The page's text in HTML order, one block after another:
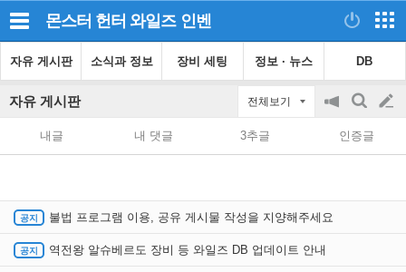
몬스터 헌터 와일즈 인벤
자유 게시판 소식과 정보 장비 세팅 정보 · 뉴스 DB
자유 게시판 전체보기
공
on/off
검
색
글
쓰
내글 내 댓글 3추글 인증글
불법 프로그램 이용, 공유 게시물 작성을 지양해주세요
역전왕 알슈베르도 장비 등 와일즈 DB 업데이트 안내